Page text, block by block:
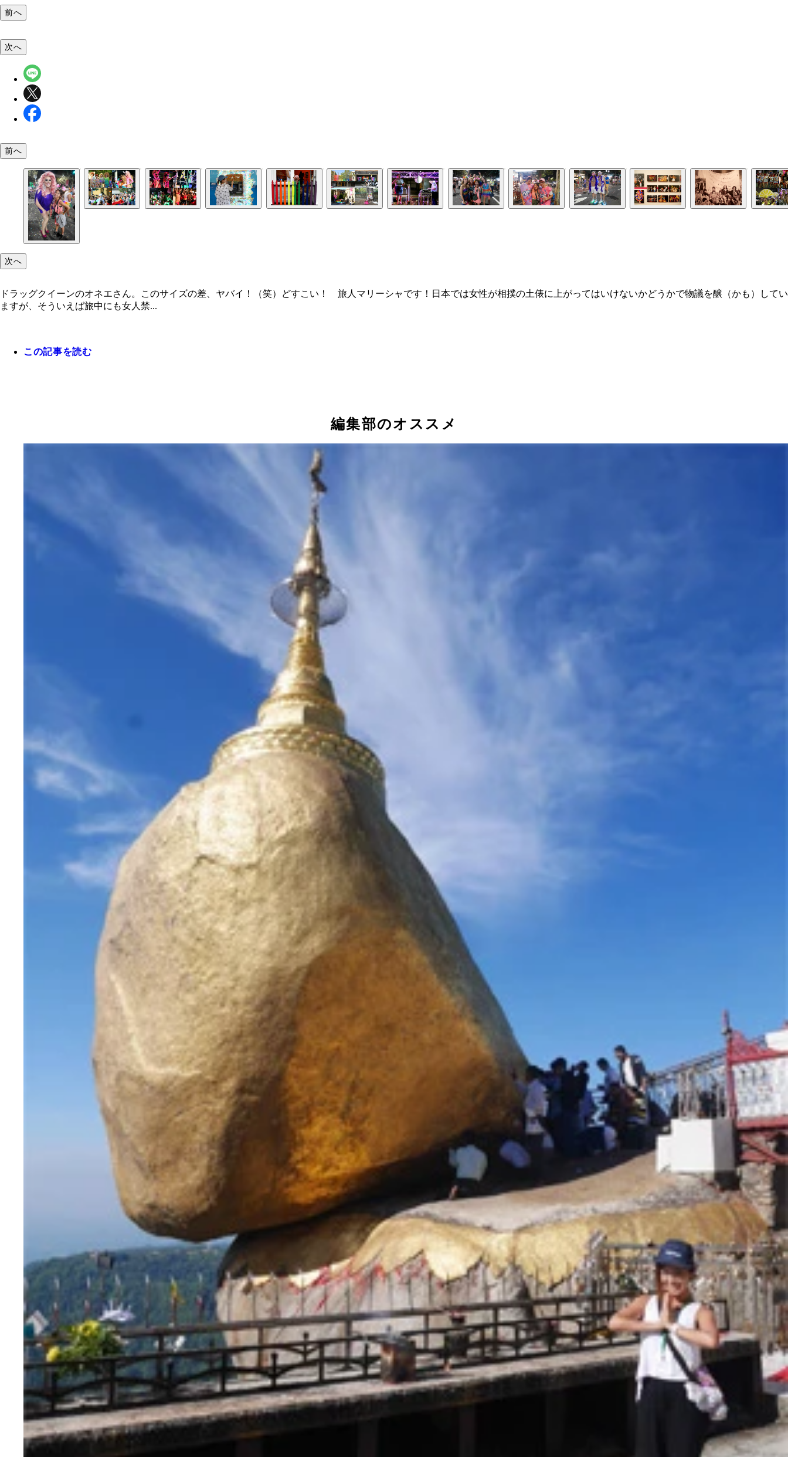
前へ
ドラッグクイーンのオネエさん。このサイズの差、ヤバイ！（笑）
パレード前からゲイの聖地オクスフォードストリートは大盛り上がり！
歌が激ウマな婦人警官！そしてＤＪをする警官！ これがホントのＤＪポリス！
ＮＡＳ（ナショナルアートスクール）で行なわれていた、１９７８年に始まったシドニーのマルディグラの歴史を振り返るアート・イベント
まだＬＧＢＴに偏見のある時代の写真。ビートルズのような風貌の男たちがデモしてる姿や、警察とモメている姿などが展示されていた
次へ
前へ
次へ
ドラッグクイーンのオネエさん。このサイズの差、ヤバイ！（笑）どすこい！ 旅人マリーシャです！日本では女性が相撲の土俵に上がってはいけないかどうかで物議を醸（かも）してい
ますが、そういえば旅中にも女人禁...
この記事を読む
編集部のオススメ